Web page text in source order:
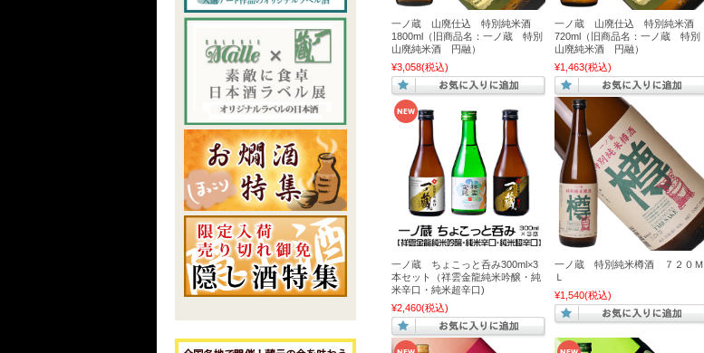
一ノ蔵 山廃仕込 特別純米酒
1800ml（旧商品名：一ノ蔵 特別
山廃純米酒 円融）
¥3,058(税込)
一ノ蔵 山廃仕込 特別純米酒
720ml（旧商品名：一ノ蔵 特別
山廃純米酒 円融）
¥1,463(税込)
一ノ蔵 ちょこっと呑み300ml×3
本セット（祥雲金龍純米吟醸・純
米辛口・純米超辛口)
¥2,460(税込)
一ノ蔵 特別純米樽酒 ７２０Ｍ
Ｌ
¥1,540(税込)